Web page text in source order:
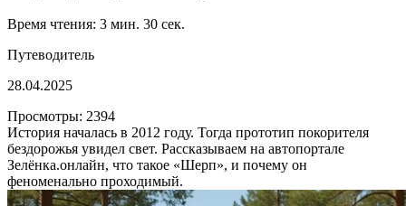
Время чтения: 3 мин. 30 сек.
Путеводитель
28.04.2025
Просмотры: 2394
История началась в 2012 году. Тогда прототип покорителя
бездорожья увидел свет. Рассказываем на автопортале
Зелёнка.онлайн, что такое «Шерп», и почему он
феноменально проходимый.